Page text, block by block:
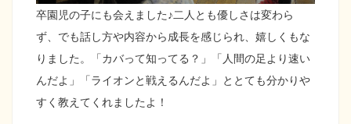
卒園児の子にも会えました♪二人とも優しさは変わら
ず、でも話し方や内容から成長を感じられ、嬉しくもな
りました。「カバって知ってる？」「人間の足より速い
んだよ」「ライオンと戦えるんだよ」ととても分かりや
すく教えてくれましたよ！